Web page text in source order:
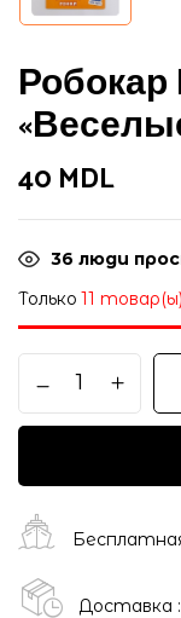
Робокар
40 MDL
36 люди
Только 11 товар(ы)
Доставка :